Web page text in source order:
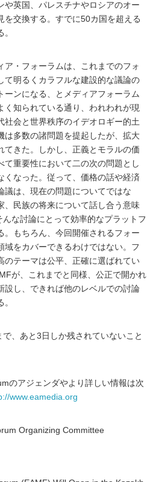
や英国、パレスチナやロシアのオー
を交換する。すでに50カ国を超える
ア・フォーラムは、これまでのフォ
て明るくカラフルな建設的な議論の
ーンになる、とメディアフォーラム
く知られている通り、われわれが現
社会と世界秩序のイデオロギー的土
は多数の諸問題を提起したが、拡大
てきた。しかし、正義とモラルの価
て重要性において二の次の問題とし
くなった。従って、価格の話や経済
議は、現在の問題についてではな
、民族の将来について話し合う意味
な討論にとって効率的なプラットフ
。もちろん、今回開催されるフォー
域をカバーできるわけではない。フ
のテーマは公平、正確に選ばれてい
が、これまでと同様、公正で開かれ
設し、できれば他のレベルでの討論
、あと3日しか残されていないこと
のアジェンダやより詳しい情報は次
www.eamedia.org
Organizing Committee